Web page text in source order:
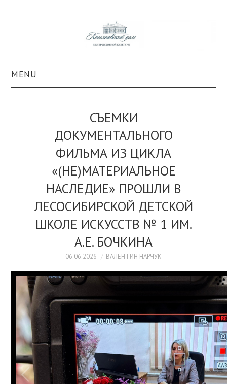
MENU
#КАСДОМ
КУЛЬТУРА
ОБРАЗОВАНИЕ
ПРОСВЕЩЕНИЕ
СЪЕМКИ
ДОКУМЕНТАЛЬНОГО
ФИЛЬМА ИЗ ЦИКЛА
«(НЕ)МАТЕРИАЛЬНОЕ
НАСЛЕДИЕ» ПРОШЛИ В
ЛЕСОСИБИРСКОЙ ДЕТСКОЙ
ШКОЛЕ ИСКУССТВ № 1 ИМ.
А.Е. БОЧКИНА
06.06.2026 ВАЛЕНТИН НАРЧУК